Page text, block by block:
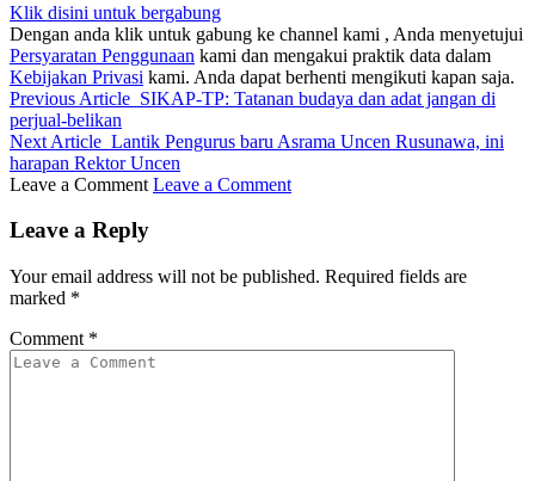
Klik disini untuk bergabung
Dengan anda klik untuk gabung ke channel kami , Anda menyetujui
Persyaratan Penggunaan kami dan mengakui praktik data dalam
Kebijakan Privasi kami. Anda dapat berhenti mengikuti kapan saja.
Previous Article SIKAP-TP: Tatanan budaya dan adat jangan di
perjual-belikan
Next Article Lantik Pengurus baru Asrama Uncen Rusunawa, ini
harapan Rektor Uncen
Leave a Comment Leave a Comment
Leave a Reply
Your email address will not be published. Required fields are
marked *
Comment *